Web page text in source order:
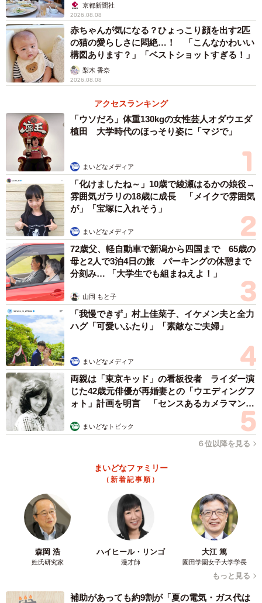
京都新聞社
2026.08.08
赤ちゃんが気になる？ひょっこり顔を出す2匹
の猫の愛らしさに悶絶…！ 「こんなかわいい
構図あります？」「ベストショットすぎる！」
梨木 香奈
2026.08.08
アクセスランキング
「ウソだろ」体重130kgの女性芸人オダウエダ
植田 大学時代のほっそり姿に「マジで」
まいどなメディア
「化けましたね～」10歳で綾瀬はるかの娘役→
雰囲気ガラリの18歳に成長 「メイクで雰囲気
が」「宝塚に入れそう」
まいどなメディア
72歳父、軽自動車で新潟から四国まで 65歳の
母と2人で3泊4日の旅 パーキングの休憩まで
分刻み… 「大学生でも組まねえよ！」
山岡 もと子
「我慢できず」村上佳菜子、イケメン夫と全力
ハグ「可愛いふたり」「素敵なご夫婦」
まいどなメディア
両親は「東京キッド」の看板役者 ライダー演
じた42歳元俳優が再婚妻との「ウエディングフ
ォト」計画を明言 「センスあるカメラマン求
まいどなトピック
６位以降を見る
まいどなファミリー
（新着記事順）
森岡 浩
姓氏研究家
ハイヒール・リンゴ
漫才師
大江 篤
園田学園女子大学学長
もっと見る
補助があっても約9割が「夏の電気・ガス代は